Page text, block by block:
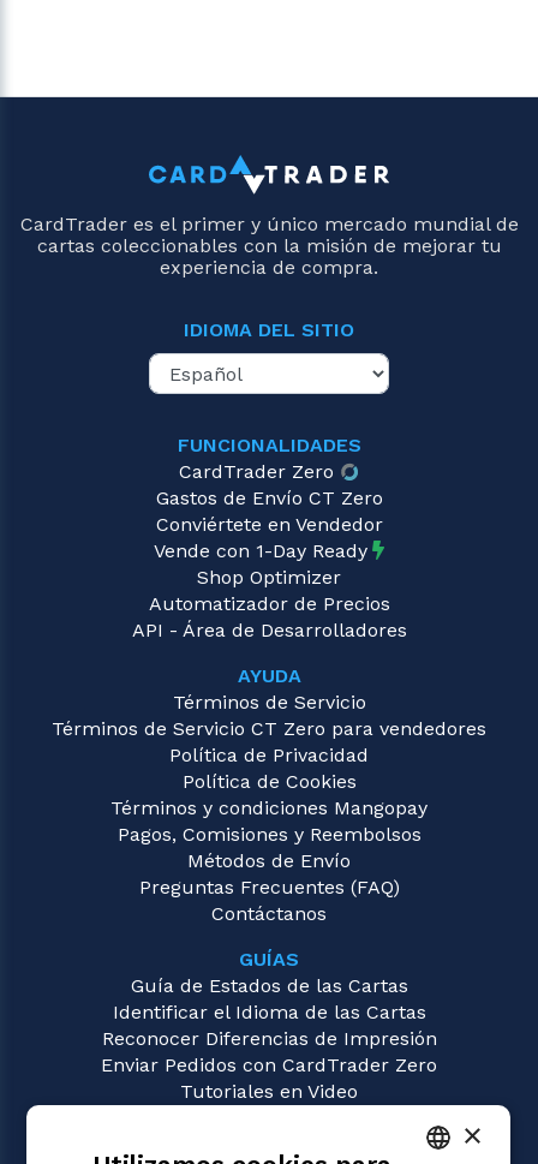
CardTrader es el primer y único mercado mundial de
cartas coleccionables con la misión de mejorar tu
experiencia de compra.
IDIOMA DEL SITIO
FUNCIONALIDADES
CardTrader Zero
Gastos de Envío CT Zero
Conviértete en Vendedor
Vende con 1-Day Ready
Shop Optimizer
Automatizador de Precios
API - Área de Desarrolladores
AYUDA
Términos de Servicio
Términos de Servicio CT Zero para vendedores
Política de Privacidad
Política de Cookies
Términos y condiciones Mangopay
Pagos, Comisiones y Reembolsos
Métodos de Envío
Preguntas Frecuentes (FAQ)
Contáctanos
GUÍAS
Guía de Estados de las Cartas
Identificar el Idioma de las Cartas
Reconocer Diferencias de Impresión
Enviar Pedidos con CardTrader Zero
Tutoriales en Video
×